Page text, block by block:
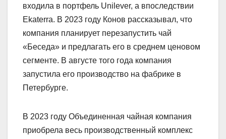
входила в портфель Unilever, а впоследствии
Ekaterra. В 2023 году Конов рассказывал, что
компания планирует перезапустить чай
«Беседа» и предлагать его в среднем ценовом
сегменте. В августе того года компания
запустила его производство на фабрике в
Петербурге.
В 2023 году Объединенная чайная компания
приобрела весь производственный комплекс